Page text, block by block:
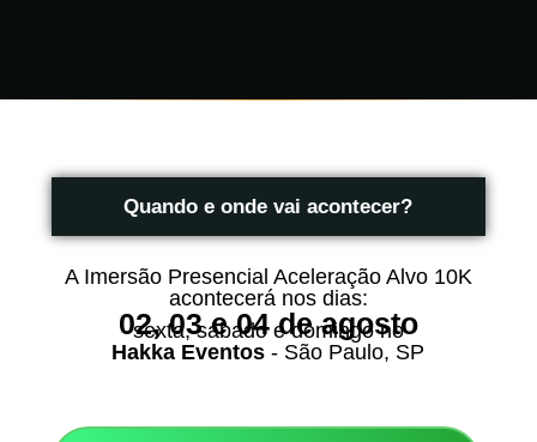
Quando e onde vai acontecer?
A Imersão Presencial Aceleração Alvo 10K
acontecerá nos dias:
02, 03 e 04 de agosto
sexta, sábado e domingo no
Hakka Eventos - São Paulo, SP